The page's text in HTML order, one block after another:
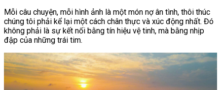
Mỗi câu chuyện, mỗi hình ảnh là một món nợ ân tình, thôi thúc
chúng tôi phải kể lại một cách chân thực và xúc động nhất. Đó
không phải là sự kết nối bằng tín hiệu vệ tinh, mà bằng nhịp
đập của những trái tim.